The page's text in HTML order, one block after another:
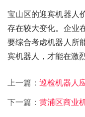
宝山区的迎宾机器人
存在较大变化。企业
要综合考虑机器人所
宾机器人，才能在激
上一篇： 巡检机器人
下一篇： 黄浦区商业